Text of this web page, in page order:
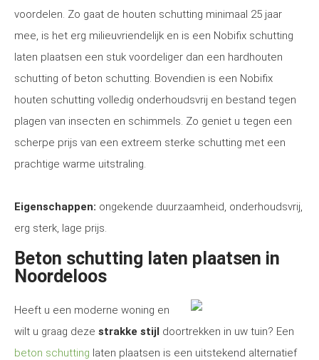
voordelen. Zo gaat de houten schutting minimaal 25 jaar
mee, is het erg milieuvriendelijk en is een Nobifix schutting
laten plaatsen een stuk voordeliger dan een hardhouten
schutting of beton schutting. Bovendien is een Nobifix
houten schutting volledig onderhoudsvrij en bestand tegen
plagen van insecten en schimmels. Zo geniet u tegen een
scherpe prijs van een extreem sterke schutting met een
prachtige warme uitstraling.
Eigenschappen: ongekende duurzaamheid, onderhoudsvrij,
erg sterk, lage prijs.
Beton schutting laten plaatsen in
Noordeloos
Heeft u een moderne woning en
wilt u graag deze strakke stijl doortrekken in uw tuin? Een
beton schutting laten plaatsen is een uitstekend alternatief